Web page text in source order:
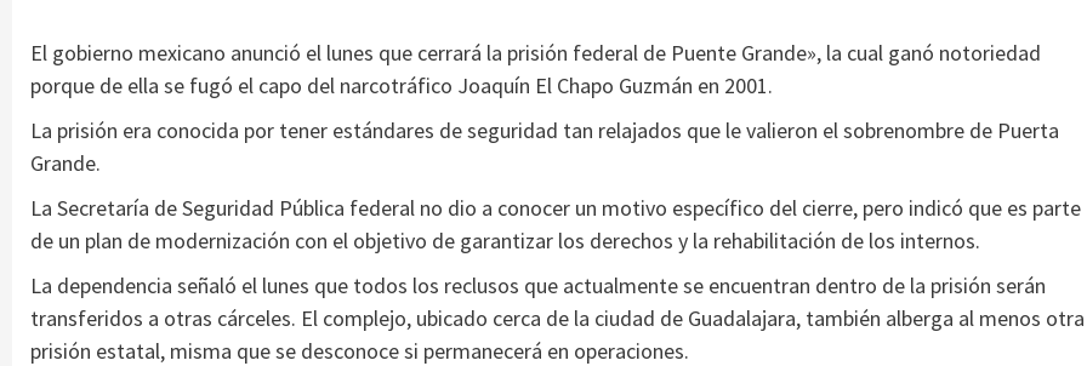
El gobierno mexicano anunció el lunes que cerrará la prisión federal de Puente Grande», la cual ganó notoriedad
porque de ella se fugó el capo del narcotráfico Joaquín El Chapo Guzmán en 2001.
La prisión era conocida por tener estándares de seguridad tan relajados que le valieron el sobrenombre de Puerta
Grande.
La Secretaría de Seguridad Pública federal no dio a conocer un motivo específico del cierre, pero indicó que es parte
de un plan de modernización con el objetivo de garantizar los derechos y la rehabilitación de los internos.
La dependencia señaló el lunes que todos los reclusos que actualmente se encuentran dentro de la prisión serán
transferidos a otras cárceles. El complejo, ubicado cerca de la ciudad de Guadalajara, también alberga al menos otra
prisión estatal, misma que se desconoce si permanecerá en operaciones.